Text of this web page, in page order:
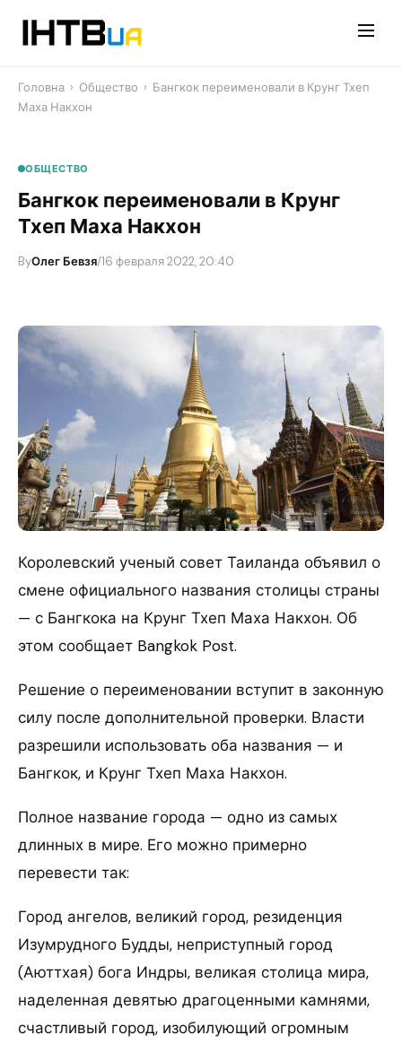
Головна › Общество › Бангкок переименовали в Крунг Тхеп
Маха Накхон
ОБЩЕСТВО
Бангкок переименовали в Крунг
Тхеп Маха Накхон
ByОлег Бевзя/16 февраля 2022, 20:40
Королевский ученый совет Таиланда объявил о
смене официального названия столицы страны
— с Бангкока на Крунг Тхеп Маха Накхон. Об
этом сообщает Bangkok Post.
Решение о переименовании вступит в законную
силу после дополнительной проверки. Власти
разрешили использовать оба названия — и
Бангкок, и Крунг Тхеп Маха Накхон.
Полное название города — одно из самых
длинных в мире. Его можно примерно
перевести так:
Город ангелов, великий город, резиденция
Изумрудного Будды, неприступный город
(Аюттхая) бога Индры, великая столица мира,
наделенная девятью драгоценными камнями,
счастливый город, изобилующий огромным